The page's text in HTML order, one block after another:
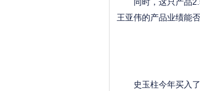
王亚伟的产品业绩能
史玉柱今年买入了